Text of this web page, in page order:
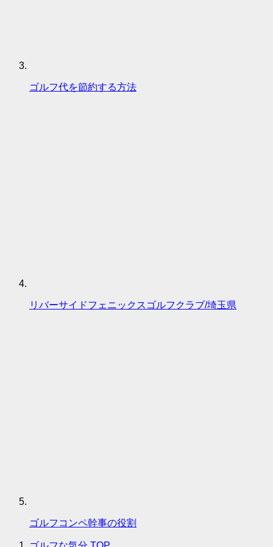
ゴルフ代を節約する方法
リバーサイドフェニックスゴルフクラブ/埼玉県
ゴルフコンペ幹事の役割